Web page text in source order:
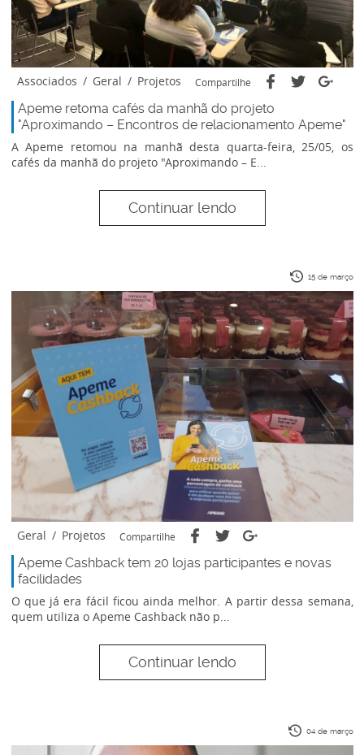
Associados / Geral / Projetos Compartilhe
Apeme retoma cafés da manhã do projeto
"Aproximando – Encontros de relacionamento Apeme"
A Apeme retomou na manhã desta quarta-feira, 25/05, os
cafés da manhã do projeto "Aproximando – E...
Continuar lendo
15 de março
Geral / Projetos Compartilhe
Apeme Cashback tem 20 lojas participantes e novas
facilidades
O que já era fácil ficou ainda melhor. A partir dessa semana,
quem utiliza o Apeme Cashback não p...
Continuar lendo
04 de março